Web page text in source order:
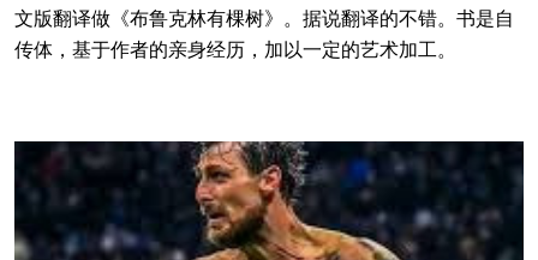
文版翻译做《布鲁克林有棵树》。据说翻译的不错。书是自
传体，基于作者的亲身经历，加以一定的艺术加工。